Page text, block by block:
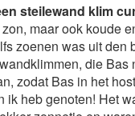
steilewand klim
maar ook koude
zoenen was uit den
die
zodat Bas in het
ik heb genoten! Het